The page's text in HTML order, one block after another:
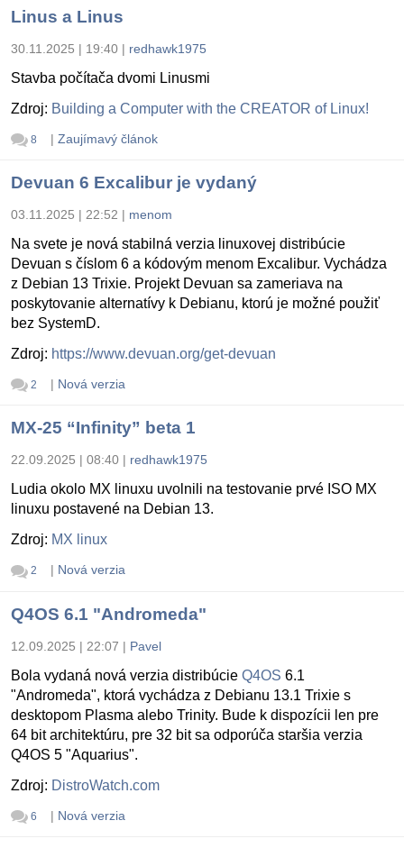
Linus a Linus
30.11.2025 | 19:40 | redhawk1975
Stavba počítača dvomi Linusmi
Zdroj: Building a Computer with the CREATOR of Linux!
8 | Zaujímavý článok
Devuan 6 Excalibur je vydaný
03.11.2025 | 22:52 | menom
Na svete je nová stabilná verzia linuxovej distribúcie
Devuan s číslom 6 a kódovým menom Excalibur. Vychádza
z Debian 13 Trixie. Projekt Devuan sa zameriava na
poskytovanie alternatívy k Debianu, ktorú je možné použiť
bez SystemD.
Zdroj: https://www.devuan.org/get-devuan
2 | Nová verzia
MX-25 “Infinity” beta 1
22.09.2025 | 08:40 | redhawk1975
Ludia okolo MX linuxu uvolnili na testovanie prvé ISO MX
linuxu postavené na Debian 13.
Zdroj: MX linux
2 | Nová verzia
Q4OS 6.1 "Andromeda"
12.09.2025 | 22:07 | Pavel
Bola vydaná nová verzia distribúcie Q4OS 6.1
"Andromeda", ktorá vychádza z Debianu 13.1 Trixie s
desktopom Plasma alebo Trinity. Bude k dispozícii len pre
64 bit architektúru, pre 32 bit sa odporúča staršia verzia
Q4OS 5 "Aquarius".
Zdroj: DistroWatch.com
6 | Nová verzia